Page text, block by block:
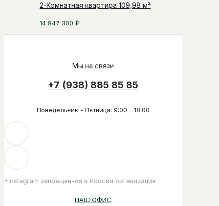
2-Комнатная квартира 109,98 м²
14 847 300 ₽
Мы на связи
+7 (938) 885 85 85
Понедельник - Пятница: 9:00 - 18:00
*Instagram запрещенная в России организация
НАШ ОФИС